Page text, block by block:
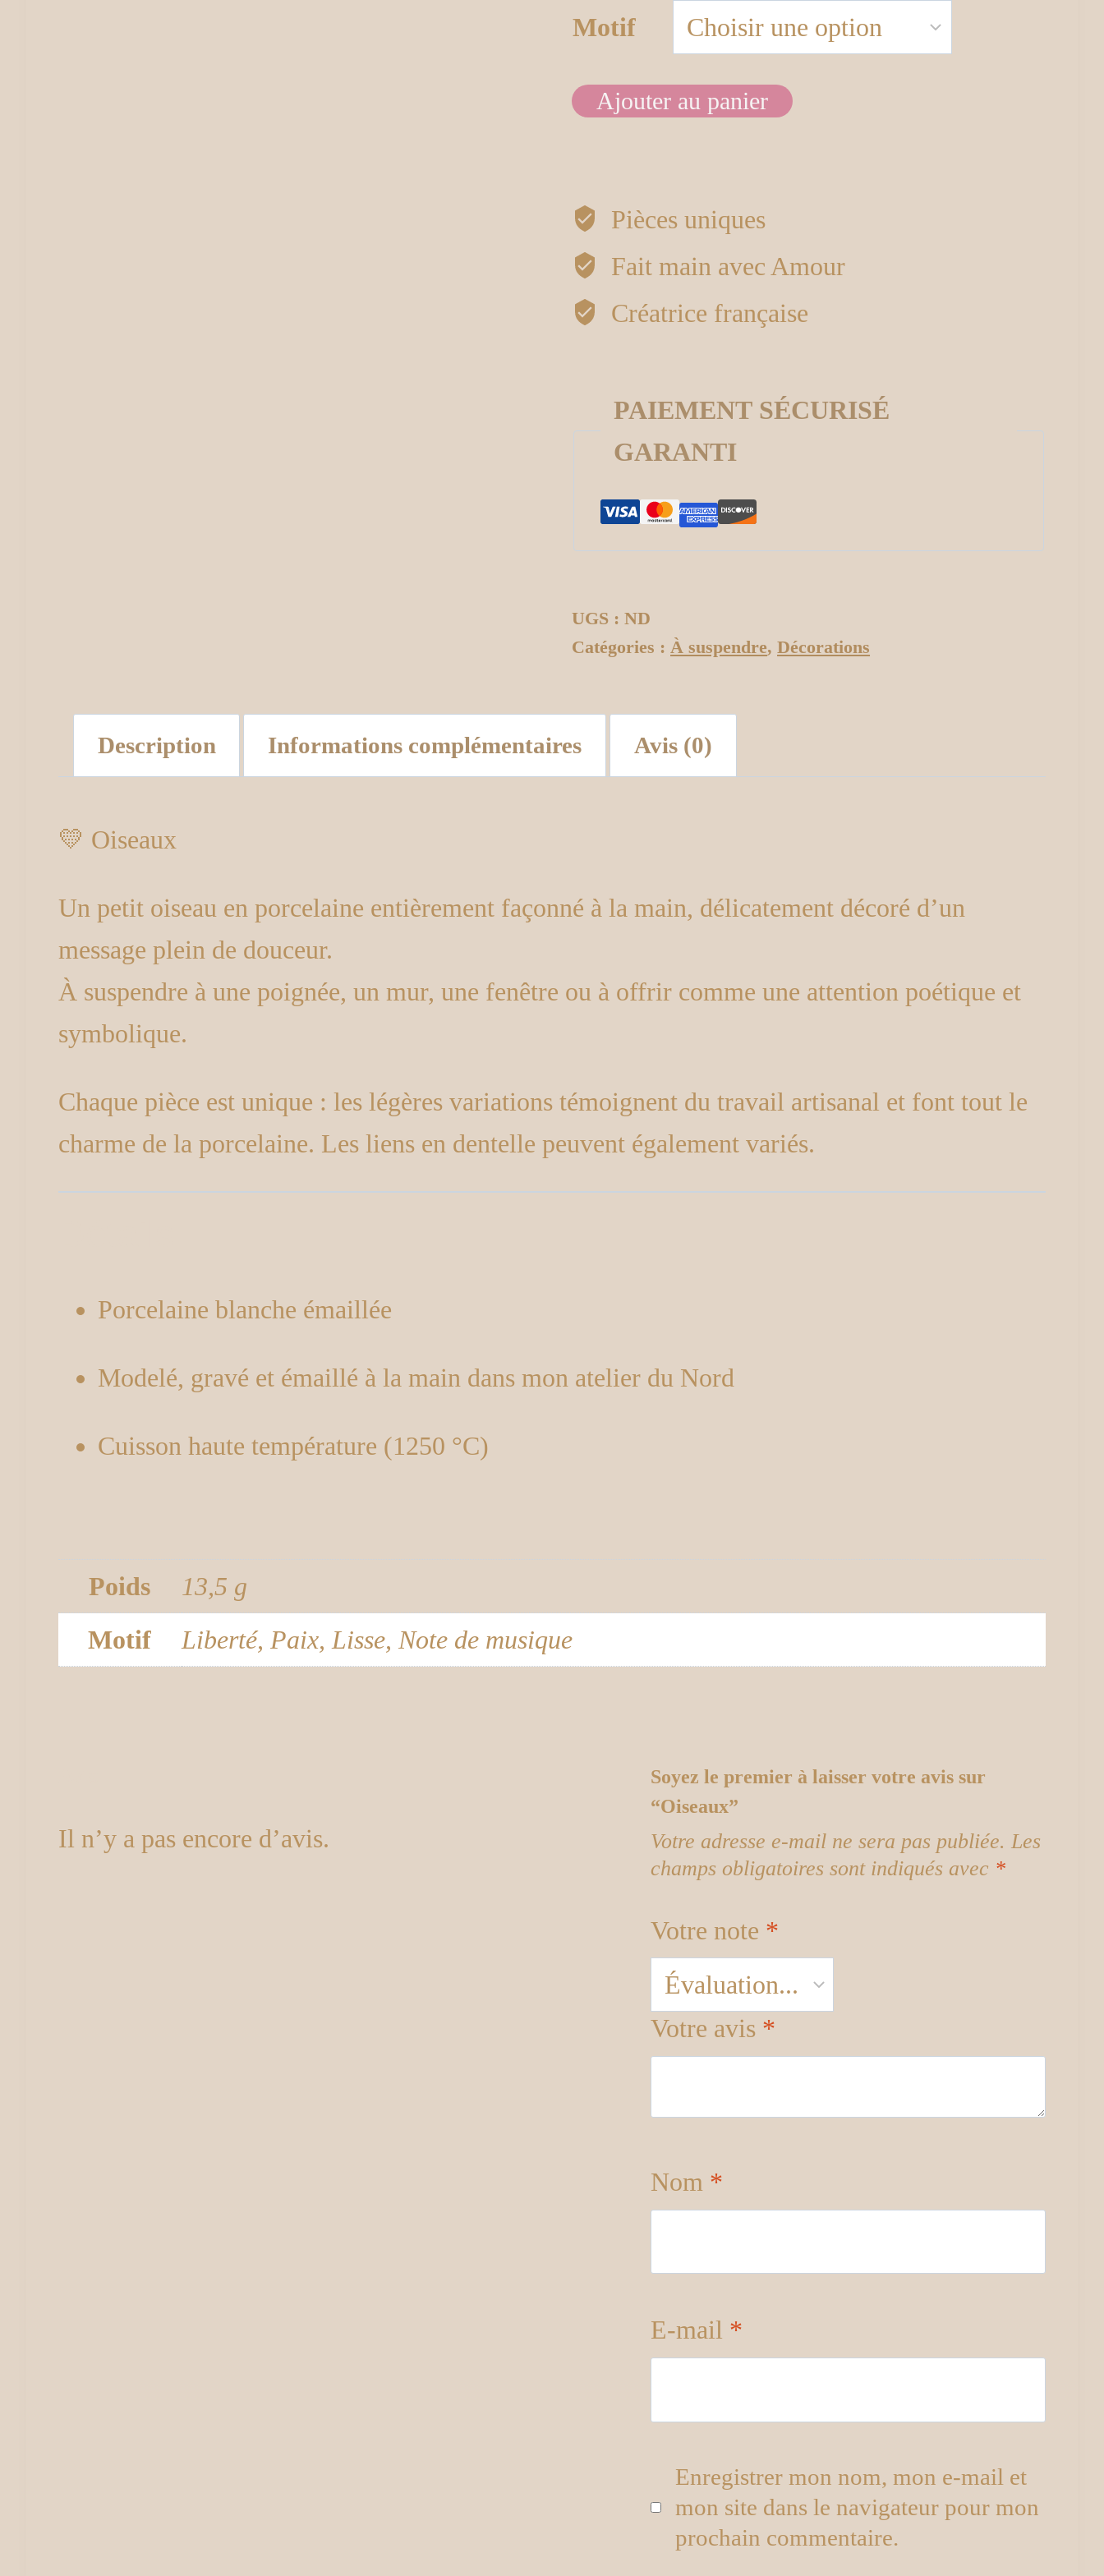
Motif
quantité
Ajouter au panier
Pièces uniques
Fait main avec Amour
Créatrice française
PAIEMENT SÉCURISÉ
GARANTI
UGS :ND
Catégories : À suspendre,Décorations
Description Informations complémentaires Avis (0)
💛 Oiseaux
Un petit oiseau en porcelaine entièrement façonné à la main, délicatement décoré d’un
message plein de douceur.
À suspendre à une poignée, un mur, une fenêtre ou à offrir comme une attention poétique et
symbolique.
Chaque pièce est unique : les légères variations témoignent du travail artisanal et font tout le
charme de la porcelaine. Les liens en dentelle peuvent également variés.
Porcelaine blanche émaillée
Modelé, gravé et émaillé à la main dans mon atelier du Nord
Cuisson haute température (1250 °C)
Poids
13,5 g
Motif
Liberté, Paix, Lisse, Note de musique
Il n’y a pas encore d’avis.
Soyez le premier à laisser votre avis sur
“Oiseaux”
Votre adresse e-mail ne sera pas publiée. Les
champs obligatoires sont indiqués avec *
Votre note *
Votre avis *
Nom *
E-mail *
Enregistrer mon nom, mon e-mail et
mon site dans le navigateur pour mon
prochain commentaire.